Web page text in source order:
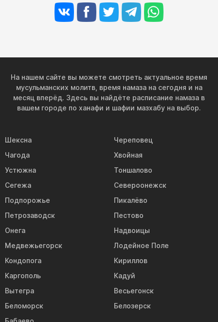
На нашем сайте вы можете смотреть актуальное время
мусульманских молитв, время намаза на сегодня и на
месяц вперёд. Здесь вы найдёте расписание намаза в
вашем городе по ханафи и шафии мазхабу на выбор.
Шексна
Череповец
Чагода
Хвойная
Устюжна
Тоншалово
Сегежа
Североонежск
Подпорожье
Пикалёво
Петрозаводск
Пестово
Онега
Надвоицы
Медвежьегорск
Лодейное Поле
Кондопога
Кириллов
Каргополь
Кадуй
Вытегра
Весьегонск
Беломорск
Белозерск